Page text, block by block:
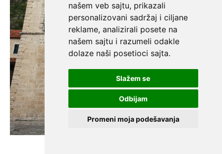
našem veb sajtu, prikazali
personalizovani sadržaj i ciljane
reklame, analizirali posete na
našem sajtu i razumeli odakle
dolaze naši posetioci sajta.
Slažem se
Odbijam
Promeni moja podešavanja